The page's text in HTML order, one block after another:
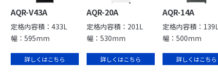
AQR-V43A
定格内容積：433L
幅：595mm
詳しくはこちら
AQR-20A
定格内容積：201L
幅：530mm
詳しくはこちら
AQR-14A
定格内容積：
幅：500mm
詳しくはこちら